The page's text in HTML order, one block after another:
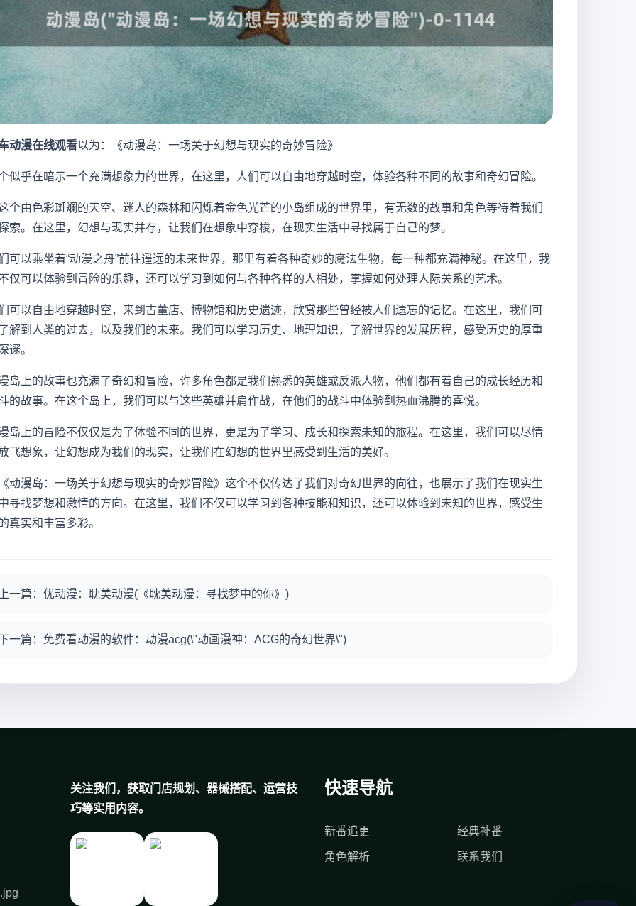
动漫在线观看以为：《动漫岛：一场关于幻想与现实的奇妙冒险》
似乎在暗示一个充满想象力的世界，在这里，人们可以自由地穿越时空，体验各种不同的故事和奇幻冒险。
个由色彩斑斓的天空、迷人的森林和闪烁着金色光芒的小岛组成的世界里，有无数的故事和角色等待着我们
索。在这里，幻想与现实并存，让我们在想象中穿梭，在现实生活中寻找属于自己的梦。
可以乘坐着“动漫之舟”前往遥远的未来世界，那里有着各种奇妙的魔法生物，每一种都充满神秘。在这里，我
仅可以体验到冒险的乐趣，还可以学习到如何与各种各样的人相处，掌握如何处理人际关系的艺术。
可以自由地穿越时空，来到古董店、博物馆和历史遗迹，欣赏那些曾经被人们遗忘的记忆。在这里，我们可
解到人类的过去，以及我们的未来。我们可以学习历史、地理知识，了解世界的发展历程，感受历史的厚重
邃。
岛上的故事也充满了奇幻和冒险，许多角色都是我们熟悉的英雄或反派人物，他们都有着自己的成长经历和
的故事。在这个岛上，我们可以与这些英雄并肩作战，在他们的战斗中体验到热血沸腾的喜悦。
岛上的冒险不仅仅是为了体验不同的世界，更是为了学习、成长和探索未知的旅程。在这里，我们可以尽情
飞想象，让幻想成为我们的现实，让我们在幻想的世界里感受到生活的美好。
动漫岛：一场关于幻想与现实的奇妙冒险》这个不仅传达了我们对奇幻世界的向往，也展示了我们在现实生
寻找梦想和激情的方向。在这里，我们不仅可以学习到各种技能和知识，还可以体验到未知的世界，感受生
真实和丰富多彩。
一篇：优动漫：耽美动漫(《耽美动漫：寻找梦中的你》)
一篇：免费看动漫的软件：动漫acg(\"动画漫神：ACG的奇幻世界\")
关注我们，获取门店规划、器械搭配、运营技
巧等实用内容。
快速导航
新番追更 经典补番
角色解析 联系我们